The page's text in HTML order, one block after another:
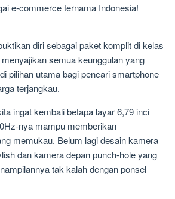
e-commerce ternama Indonesia!
diri sebagai paket komplit di kelas
semua keunggulan yang
pilihan utama bagi pencari smartphone
terjangkau.
ingat kembali betapa layar 6,79 inci
nya mampu memberikan
memukau. Belum lagi desain kamera
dan kamera depan punch-hole yang
tak kalah dengan ponsel